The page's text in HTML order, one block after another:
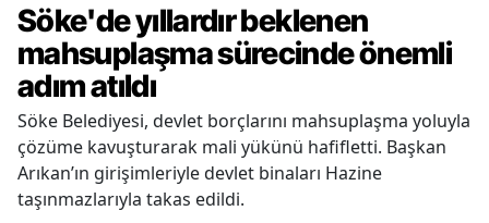
Söke'de yıllardır beklenen
mahsuplaşma sürecinde önemli
adım atıldı
Söke Belediyesi, devlet borçlarını mahsuplaşma yoluyla
çözüme kavuşturarak mali yükünü hafifletti. Başkan
Arıkan’ın girişimleriyle devlet binaları Hazine
taşınmazlarıyla takas edildi.